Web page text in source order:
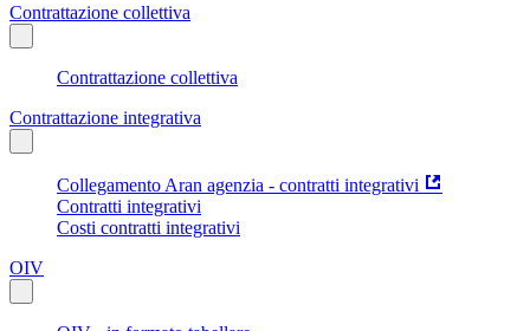
Contrattazione collettiva
Contrattazione collettiva
Contrattazione integrativa
Collegamento Aran agenzia - contratti integrativi
Contratti integrativi
Costi contratti integrativi
OIV